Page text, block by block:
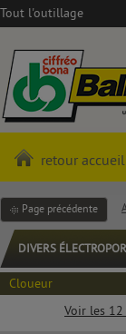
Tout l'outillage
retour accueil
Page précédente
DIVERS
Cloueur
Voir les